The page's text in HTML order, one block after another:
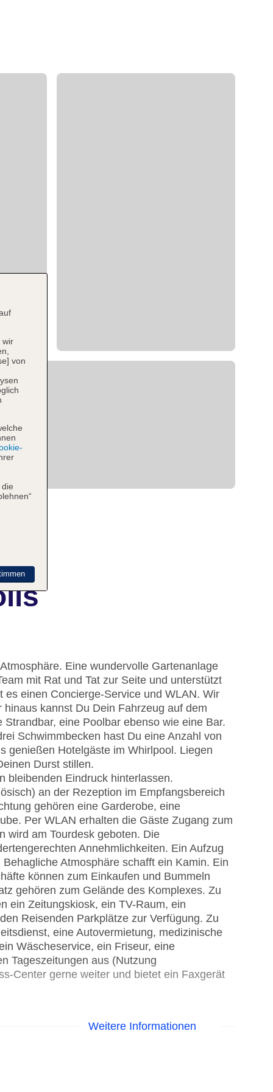
Eine wundervolle Gartenanlage
mit Rat und Tat zur Seite und unterstützt
einen Concierge-Service und WLAN. Wir
kannst Du Dein Fahrzeug auf dem
eine Poolbar ebenso wie eine Bar.
Schwimmbecken hast Du eine Anzahl von
genießen Hotelgäste im Whirlpool. Liegen
Durst stillen.
bleibenden Eindruck hinterlassen.
an der Rezeption im Empfangsbereich
gehören eine Garderobe, eine
Per WLAN erhalten die Gäste Zugang zum
wird am Tourdesk geboten. Die
Annehmlichkeiten. Ein Aufzug
Atmosphäre schafft ein Kamin. Ein
können zum Einkaufen und Bummeln
gehören zum Gelände des Komplexes. Zu
ein Zeitungskiosk, ein TV-Raum, ein
Reisenden Parkplätze zur Verfügung. Zu
eine Autovermietung, medizinische
Wäscheservice, ein Friseur, eine
Tageszeitungen aus (Nutzung
Center gerne weiter und bietet ein Faxgerät
Weitere Informationen
wir
von